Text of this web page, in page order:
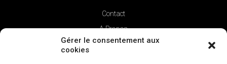
Gérer le consentement aux
cookies
Contact
A Propos